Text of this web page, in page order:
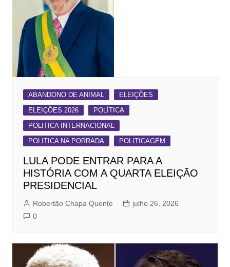
ABANDONO DE ANIMAL
ELEIÇÕES
ELEIÇÕES 2026
POLÍTICA
POLITICA INTERNACIONAL
POLITICA NA PORRADA
POLITICAGEM
LULA PODE ENTRAR PARA A
HISTÓRIA COM A QUARTA ELEIÇÃO
PRESIDENCIAL
Robertão Chapa Quente
julho 26, 2026
0